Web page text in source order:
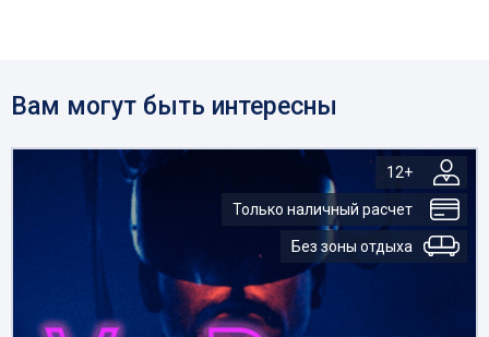
Вам могут быть интересны
12+
Только наличный расчет
Без зоны отдыха